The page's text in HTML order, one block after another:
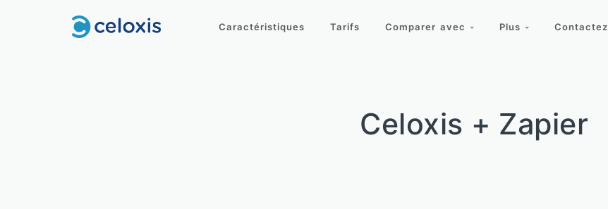
Caractéristiques Tarifs Comparer avec Plus Contactez
Celoxis + Zapier